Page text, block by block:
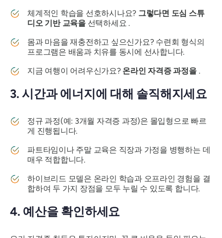
체계적인 학습을 선호하시나요? 그렇다면 도심 스튜
디오 기반 교육을선택하세요 .
몸과 마음을 재충전하고 싶으신가요? 수련회 형식의
프로그램은 배움과 치유를 동시에 선사합니다.
지금 여행이 어려우신가요? 온라인 자격증 과정을.
3. 시간과 에너지에 대해 솔직해지세요
정규 과정(예: 3개월 자격증 과정)은 몰입형으로 빠르
게 진행됩니다.
파트타임이나 주말 교육은 직장과 가정을 병행하는 데
매우 적합합니다.
하이브리드 모델은 온라인 학습과 오프라인 경험을 결
합하여 두 가지 장점을 모두 누릴 수 있도록 합니다.
4. 예산을 확인하세요